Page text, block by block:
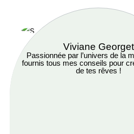
Viviane Georget
Passionnée par l’univers de la
fournis tous mes conseils pour
de tes rêves !